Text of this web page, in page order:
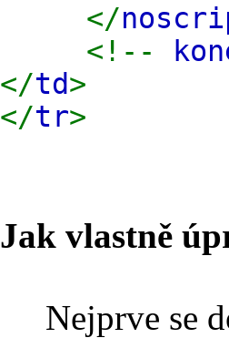
</
<!--
</td>
</tr>
Jak vlastně
Nejprve se